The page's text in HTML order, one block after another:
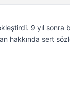
9 yıl sonra
hakkında sert